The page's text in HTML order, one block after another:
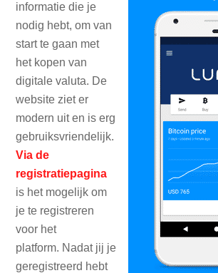
informatie die je
nodig hebt, om van
start te gaan met
het kopen van
digitale valuta. De
website ziet er
modern uit en is erg
gebruiksvriendelijk.
Via de
registratiepagina
is het mogelijk om
je te registreren
voor het
platform. Nadat jij je
geregistreerd hebt